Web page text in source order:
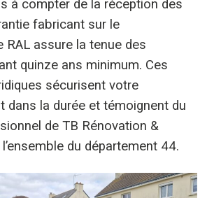
à compter de la réception des
fabricant sur le
RAL assure la tenue des
quinze ans minimum. Ces
sécurisent votre
dans la durée et témoignent du
de TB Rénovation &
du département 44.